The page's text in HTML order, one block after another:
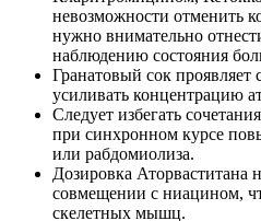
невозможности отменить
нужно внимательно
наблюдению состояния
Гранатовый сок проявляет
усиливать концентрацию
Следует избегать
при синхронном курсе
или рабдомиолиза.
Дозировка Аторваститана
совмещении с ниацином,
скелетных мышц.